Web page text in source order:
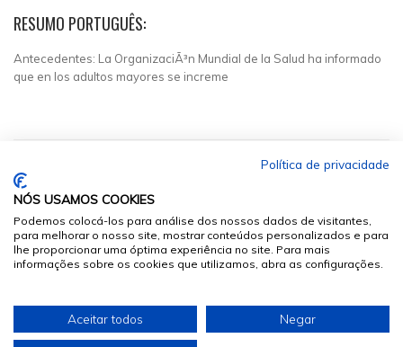
RESUMO PORTUGUÊS:
Antecedentes: La OrganizaciÃ³n Mundial de la Salud ha informado
que en los adultos mayores se increme
© 2026 Sumários.org
. Todos os Direitos Reservados
Desenvolvido por
Política de privacidade
NÓS USAMOS COOKIES
Podemos colocá-los para análise dos nossos dados de visitantes,
para melhorar o nosso site, mostrar conteúdos personalizados e para
lhe proporcionar uma óptima experiência no site. Para mais
informações sobre os cookies que utilizamos, abra as configurações.
Aceitar todos Negar